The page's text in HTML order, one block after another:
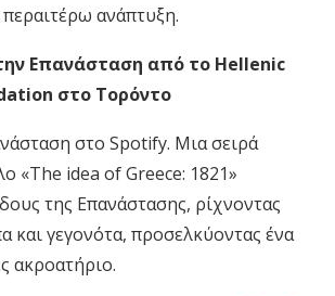
ανάπτυξη.
Επανάσταση από το Hellenic
στο Τορόντο
στο Spotify. Μια σειρά
«The idea of Greece: 1821»
της Επανάστασης, ρίχνοντας
γεγονότα, προσελκύοντας ένα
ακροατήριο.